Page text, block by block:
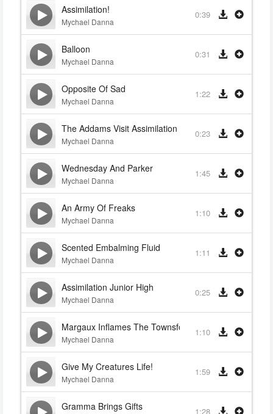
Assimilation!
Mychael Danna
0:39
Balloon
Mychael Danna
0:31
Opposite Of Sad
Mychael Danna
1:22
The Addams Visit Assimilation
Mychael Danna
0:23
Wednesday And Parker
Mychael Danna
1:45
An Army Of Freaks
Mychael Danna
1:10
Scented Embalming Fluid
Mychael Danna
1:11
Assimilation Junior High
Mychael Danna
0:25
Margaux Inflames The Townsfolk
Mychael Danna
1:10
Give My Creatures Life!
Mychael Danna
1:59
Gramma Brings Gifts 1:28